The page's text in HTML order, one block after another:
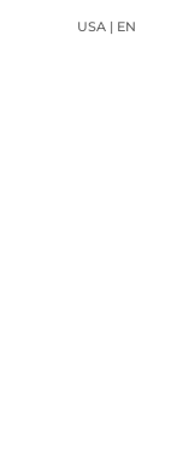
USA | EN